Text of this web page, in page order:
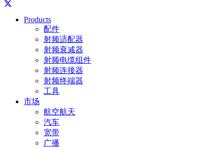
Products
配件
射频适配器
射频衰减器
射频电缆组件
射频连接器
射频终端器
工具
市场
航空航天
汽车
宽带
广播